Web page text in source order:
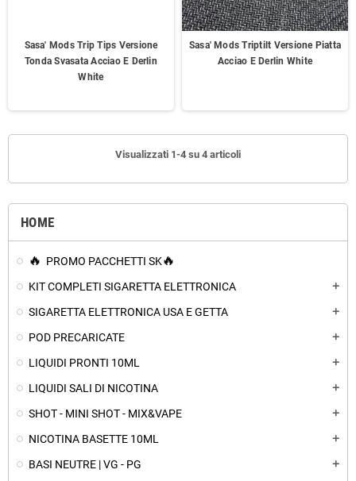
HOME
PROMO PACCHETTI SK
KIT COMPLETI SIGARETTA ELETTRONICA
add
SIGARETTA ELETTRONICA USA E GETTA add
POD PRECARICATE add
LIQUIDI PRONTI 10ML add
LIQUIDI SALI DI NICOTINA add
SHOT - MINI SHOT - MIX&VAPE add
NICOTINA BASETTE 10ML add
BASI NEUTRE | VG - PG add
Sasa' Mods Trip Tips Versione
Tonda Svasata Acciao E Derlin
White
Sasa' Mods Triptilt Versione Piatta
Acciao E Derlin White
Visualizzati 1-4 su 4 articoli